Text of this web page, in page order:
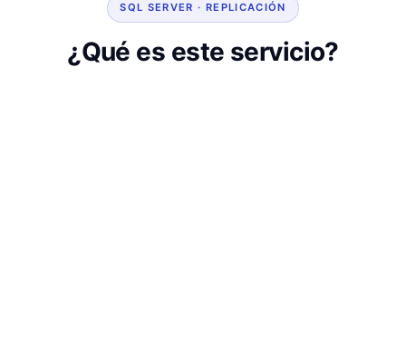
SQL SERVER · REPLICACIÓN
¿Qué es este servicio?